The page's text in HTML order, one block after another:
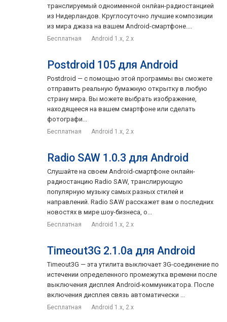
транслируемый одноименной онлйан-радиостанцией
из Нидерландов. Круглосуточно лучшие композиции
из мира джаза на вашем Android-смартфоне....
Бесплатная Android 1.x, 2.x
Postdroid 105 для Android
Postdroid — с помощью этой программы вы сможете
отправить реальную бумажную открытку в любую
страну мира. Вы можете выбрать изображение,
находящееся на вашем смартфоне или сделать
фотографи...
Бесплатная Android 1.x, 2.x
Radio SAW 1.0.3 для Android
Слушайте на своем Android-смартфоне онлайн-
радиостанцию Radio SAW, транслирующую
популярную музыку самых разных стилей и
направлений. Radio SAW расскажет вам о последних
новостях в мире шоу-бизнеса, о...
Бесплатная Android 1.x, 2.x
Timeout3G 2.1.0a для Android
Timeout3G — эта утилита выключает 3G-соединение по
истечении определенного промежутка времени после
выключения дисплея Android-коммуникатора. После
включения дисплея связь автоматически ...
Бесплатная Android 1.x, 2.x